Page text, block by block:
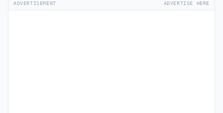
ADVERTISEMENT ADVERTISE HERE